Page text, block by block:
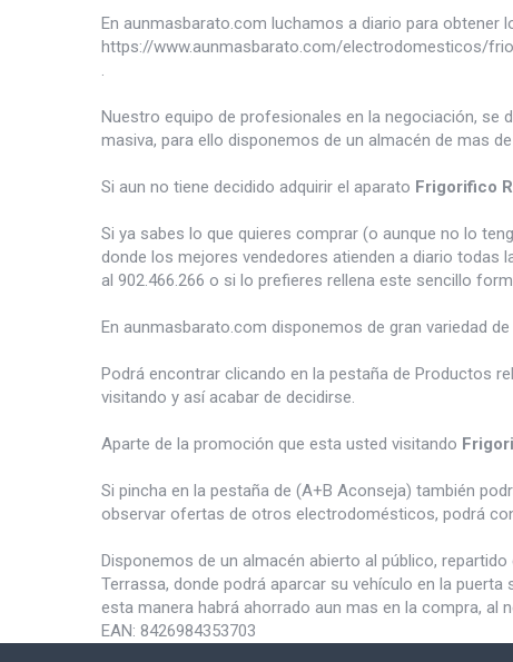
En aunmasbarato.com luchamos a diario para obtener
https://www.aunmasbarato.com/electrodomesticos/
.
Nuestro equipo de profesionales en la negociación, se
masiva, para ello disponemos de un almacén de mas
Si aun no tiene decidido adquirir el aparato Frigorifico
Si ya sabes lo que quieres comprar (o aunque no lo
donde los mejores vendedores atienden a diario todas
al 902.466.266 o si lo prefieres rellena este sencillo
En aunmasbarato.com disponemos de gran variedad de
Podrá encontrar clicando en la pestaña de Productos
visitando y así acabar de decidirse.
Aparte de la promoción que esta usted visitando
Si pincha en la pestaña de (A+B Aconseja) también
observar ofertas de otros electrodomésticos, podrá
Disponemos de un almacén abierto al público,
Terrassa, donde podrá aparcar su vehículo en la
esta manera habrá ahorrado aun mas en la compra, al
EAN: 8426984353703